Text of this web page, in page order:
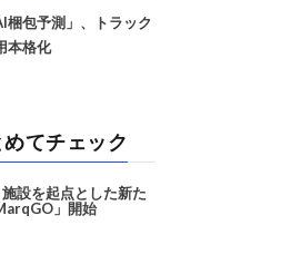
梱包予測」、トラック
本格化
めてチェック
設を起点とした新た
」開始